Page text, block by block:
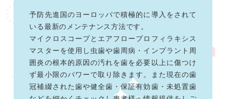
予防先進国のヨーロッパで積極的に導入をされて
いる最新のメンテナンス方法です。
マイクロスコープとエアフロープロフィラキシス
マスターを使用し虫歯や歯周病・インプラント周
囲炎の根本的原因の汚れを歯を必要以上に傷つけ
ず最小限のパワーで取り除きます。また現在の歯
冠補綴された歯や健全歯・保証有効歯・未処置歯